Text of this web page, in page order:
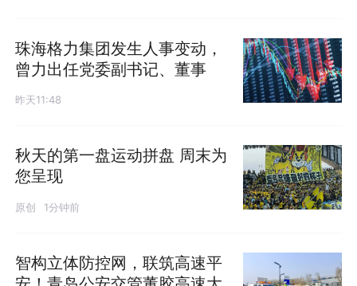
珠海格力集团发生人事变动，
曾力出任党委副书记、董事
昨天11:48
秋天的第一盘运动拼盘 周末为
您呈现
原创 1分钟前
智构立体防控网，联筑高速平